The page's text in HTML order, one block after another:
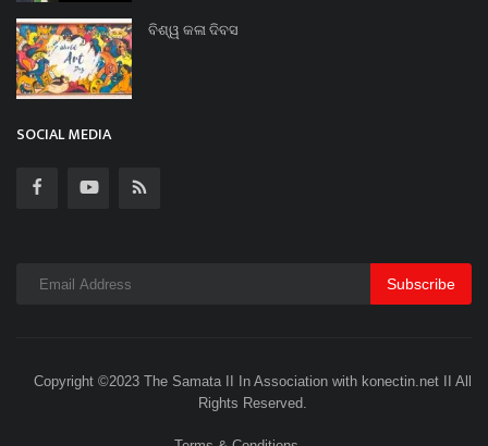
ବିଶ୍ୱ କଳା ଦିବସ
SOCIAL MEDIA
Subscribe
Copyright ©2023 The Samata II In Association with konectin.net II All
Rights Reserved.